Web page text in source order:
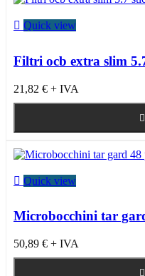
 Quick view
Filtri ocb extra slim
21,82 € + IVA

 Quick view
Microbocchini tar
50,89 € + IVA
